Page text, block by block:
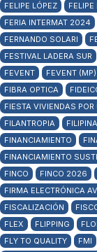
FELIPE LÓPEZ
FELIPE
FERIA INTERMAT 2024
FERNANDO SOLARI
FESTIVAL LADERA SUR
FEVENT
FEVENT (MP)
FIBRA OPTICA
FIESTA VIVIENDAS POR
FILANTROPIA
FINANCIAMIENTO
FINANCIAMIENTO
FINCO
FINCO 2026
FIRMA ELECTRÓNICA
FISCALIZACIÓN
FLEX
FLIPPING
FLY TO QUALITY
FMI